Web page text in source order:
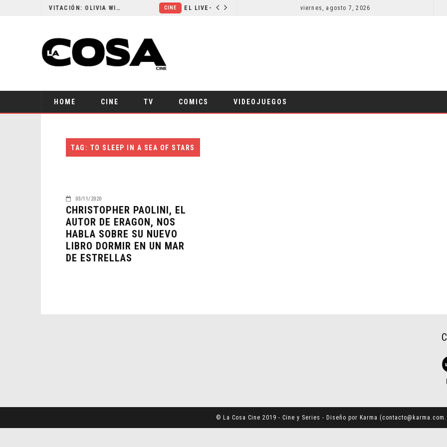
RESEÑA LA INVITACIÓN: OLIVIA WILDE REFLEXIONA SOBRE LA VIDA CONYUGAL CINE
viernes, agosto 7, 2026
HOME CINE TV COMICS VIDEOJUEGOS
TAG: TO SLEEP IN A SEA OF STARS
03/11/2020
CHRISTOPHER PAOLINI, EL
AUTOR DE ERAGON, NOS
HABLA SOBRE SU NUEVO
LIBRO DORMIR EN UN MAR
DE ESTRELLAS
© La Cosa Cine 2019 - Cine y Series - Diseño por Karma (